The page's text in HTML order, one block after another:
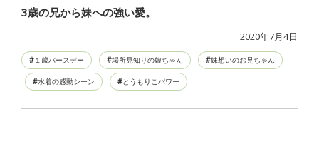
3歳の兄から妹への強い愛。
2020年7月4日
１歳バースデー 場所見知りの娘ちゃん 妹想いのお兄ちゃん
水着の感動シーン とうもりこパワー